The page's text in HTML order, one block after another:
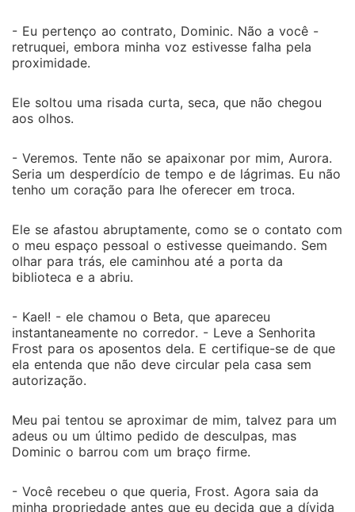
- Eu pertenço ao contrato, Dominic. Não a você -
retruquei, embora minha voz estivesse falha pela
proximidade.
Ele soltou uma risada curta, seca, que não chegou
aos olhos.
- Veremos. Tente não se apaixonar por mim, Aurora.
Seria um desperdício de tempo e de lágrimas. Eu não
tenho um coração para lhe oferecer em troca.
Ele se afastou abruptamente, como se o contato com
o meu espaço pessoal o estivesse queimando. Sem
olhar para trás, ele caminhou até a porta da
biblioteca e a abriu.
- Kael! - ele chamou o Beta, que apareceu
instantaneamente no corredor. - Leve a Senhorita
Frost para os aposentos dela. E certifique-se de que
ela entenda que não deve circular pela casa sem
autorização.
Meu pai tentou se aproximar de mim, talvez para um
adeus ou um último pedido de desculpas, mas
Dominic o barrou com um braço firme.
- Você recebeu o que queria, Frost. Agora saia da
minha propriedade antes que eu decida que a dívida